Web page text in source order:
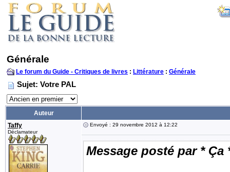
Générale
Le forum du Guide - Critiques de livres : Littérature : Générale
Sujet: Votre PAL
Auteur
Taffy
Déclamateur
Envoyé : 29 novembre 2012 à 12:22
Message posté par * Ça